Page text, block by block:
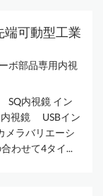
可動型工業
ボ部品専用内視
SQ内視鏡 イン
内視鏡 USBイン
ラバリエーシ
わせて4タイ...